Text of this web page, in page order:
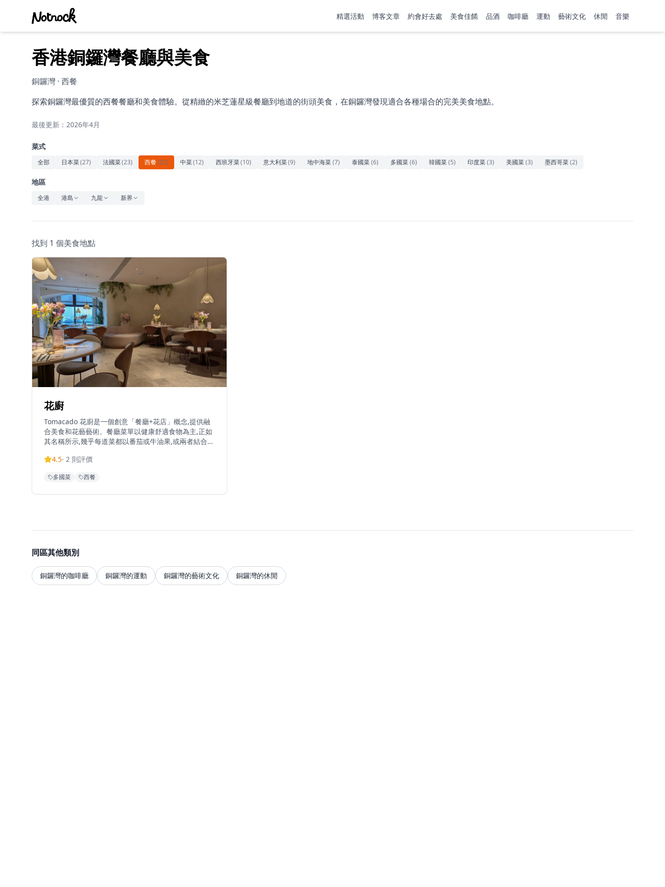
精選活動 博客文章 約會好去處 美食佳餚 品酒 咖啡廳 運動 藝術文化 休閒 音樂
香港銅鑼灣餐廳與美食
銅鑼灣 · 西餐
探索銅鑼灣最優質的西餐餐廳和美食體驗。從精緻的米芝蓮星級餐廳到地道的街頭美食，在銅鑼灣發現適合各種場合的完美美食地點。
最後更新：2026年4月
菜式
全部 日本菜(27) 法國菜(23) 西餐(22) 中菜(12) 西班牙菜(10) 意大利菜(9) 地中海菜(7) 泰國菜(6) 多國菜(6) 韓國菜(5) 印度菜(3) 美國菜(3) 墨西哥菜(2)
地區
全港 港島 九龍 新界
找到 1 個美食地點
花廚
Tomacado 花廚是一個創意「餐廳+花店」概念,提供融
合美食和花藝藝術。餐廳菜單以健康舒適食物為主,正如
其名稱所示,幾乎每道菜都以番茄或牛油果,或兩者結合為
的用餐體驗。營業時間為星期一至日上午11時30分至晚
L2-06號舖,距離銅鑼灣地鐵站D4出口約5分鐘步行路
4.5· 2 則評價
多國菜 西餐
同區其他類別
銅鑼灣的咖啡廳 銅鑼灣的運動 銅鑼灣的藝術文化 銅鑼灣的休閒